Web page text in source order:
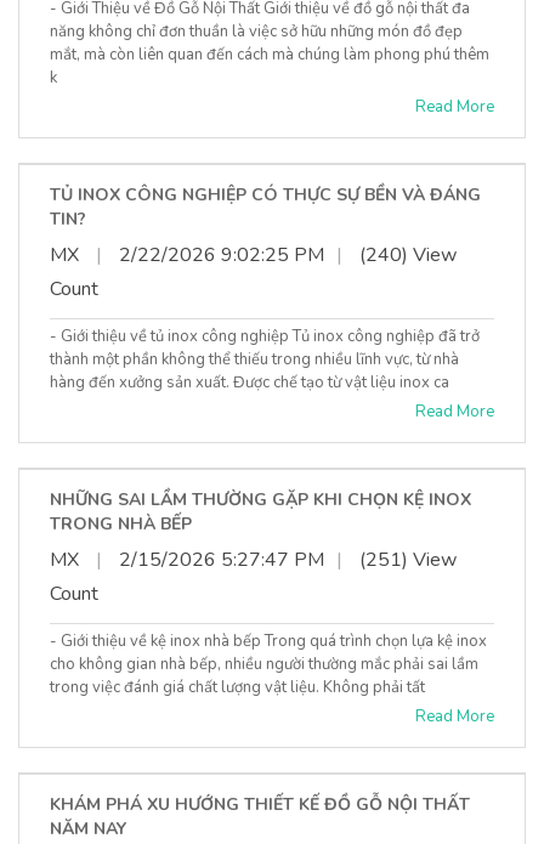
- Giới Thiệu về Đồ Gỗ Nội Thất Giới thiệu về đồ gỗ nội thất đa
năng không chỉ đơn thuần là việc sở hữu những món đồ đẹp
mắt, mà còn liên quan đến cách mà chúng làm phong phú thêm
k
Read More
TỦ INOX CÔNG NGHIỆP CÓ THỰC SỰ BỀN VÀ ĐÁNG
TIN?
MX | 2/22/2026 9:02:25 PM |
(240) View
Count
- Giới thiệu về tủ inox công nghiệp Tủ inox công nghiệp đã trở
thành một phần không thể thiếu trong nhiều lĩnh vực, từ nhà
hàng đến xưởng sản xuất. Được chế tạo từ vật liệu inox ca
Read More
NHỮNG SAI LẦM THƯỜNG GẶP KHI CHỌN KỆ INOX
TRONG NHÀ BẾP
MX | 2/15/2026 5:27:47 PM |
(251) View
Count
- Giới thiệu về kệ inox nhà bếp Trong quá trình chọn lựa kệ inox
cho không gian nhà bếp, nhiều người thường mắc phải sai lầm
trong việc đánh giá chất lượng vật liệu. Không phải tất
Read More
KHÁM PHÁ XU HƯỚNG THIẾT KẾ ĐỒ GỖ NỘI THẤT
NĂM NAY